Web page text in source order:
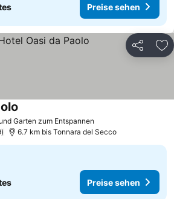
Preise sehen
Teilen
Garten zum Entspannen
6.7 km bis Tonnara del Secco
Preise sehen